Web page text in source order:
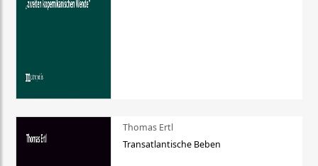
Thomas Ertl
Transatlantische Beben